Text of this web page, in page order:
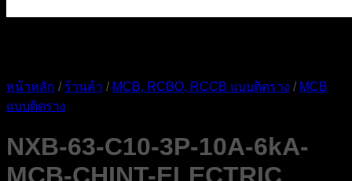
หน้าหลัก / ร้านค้า / MCB, RCBO, RCCB แบบติดราง / MCB
แบบติดราง
NXB-63-C10-3P-10A-6kA-